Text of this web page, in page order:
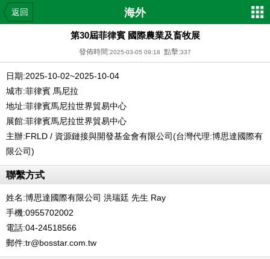
返回 海外
第30屆菲律賓 國際農業及畜牧展
發佈時間:2025-03-05 09:18 點擊:337
日期:2025-10-02~2025-10-04
城市:菲律賓 馬尼拉
地址:菲律賓馬尼拉世界貿易中心
展館:菲律賓馬尼拉世界貿易中心
主辦:FRLD / 資源鏈接與開發基金會有限公司(台灣代理:博思達國際有
限公司)
聯繫方式
姓名:博思達國際有限公司 洪瑞廷 先生 Ray
手機:0955702002
電話:04-24518566
郵件:tr@bosstar.com.tw